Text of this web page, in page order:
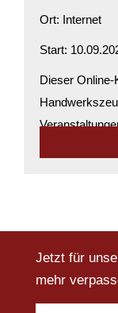
Ort: Internet
Start:
Dieser
Abläufe und
Jetzt für
mehr